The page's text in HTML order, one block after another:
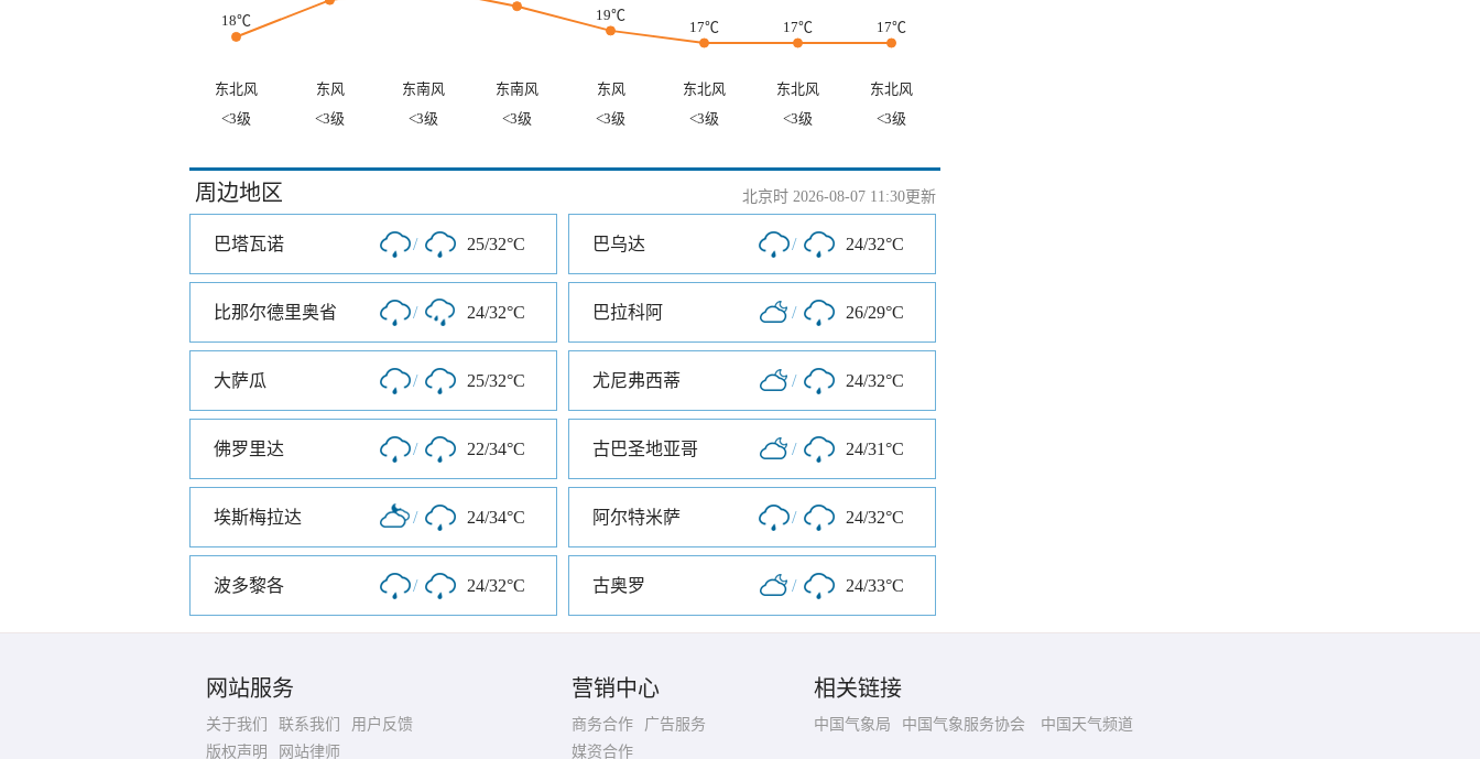
18℃
19℃
17℃ 17℃ 17℃
东北风 东风 东南风 东南风 东风 东北风 东北风
东北风
<3级
<3级 <3级 <3级 <3级 <3级 <3级 <3级
周边地区 北京时 2026-08-07 11:30更新
巴塔瓦诺 / 25/32°C 巴乌达 / 24/32°C
比那尔德里奥省 / 24/32°C 巴拉科阿 / 26/29°C
大萨瓜 / 25/32°C 尤尼弗西蒂 / 24/32°C
佛罗里达 / 22/34°C 古巴圣地亚哥 / 24/31°C
埃斯梅拉达 / 24/34°C 阿尔特米萨 / 24/32°C
波多黎各 / 24/32°C 古奥罗 / 24/33°C
网站服务
关于我们 联系我们
用户反馈
版权声明
网站律师
营销中心
商务合作
广告服务
媒资合作
相关链接
中国气象局 中国气象服务协会 中国天气频道